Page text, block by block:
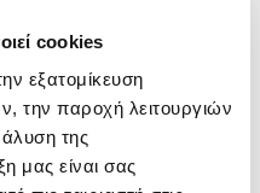
cookies
εξατομίκευση
την παροχή λειτουργιών
της
μας είναι σας